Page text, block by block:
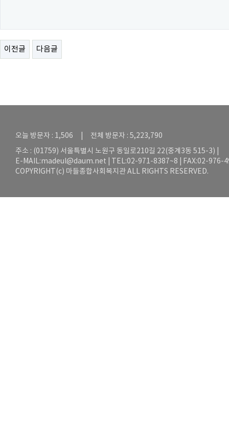
이전글 다음글
오늘 방문자 : 1,506 | 전체 방문자 : 5,223,790
주소 : (01759) 서울특별시 노원구 동일로210길 22(중계3동 515-3) |
E-MAIL:madeul@daum.net | TEL:02-971-8387~8 | FAX:02-976-
COPYRIGHT(c) 마들종합사회복지관 ALL RIGHTS RESERVED.